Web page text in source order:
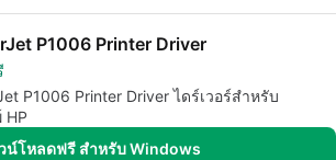
P1006 Printer Driver
P1006 Printer Driver ไดร์เวอร์สำหรับ
HP
น์โหลดฟรี สำหรับ Windows